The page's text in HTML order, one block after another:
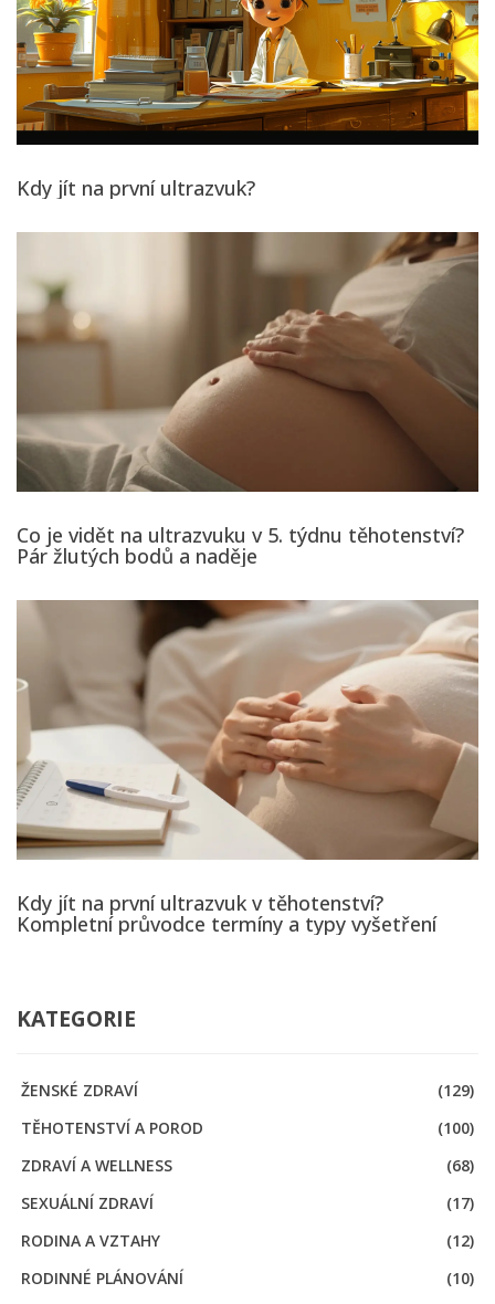
Kdy jít na první ultrazvuk?
Co je vidět na ultrazvuku v 5. týdnu těhotenství?
Pár žlutých bodů a naděje
Kdy jít na první ultrazvuk v těhotenství?
Kompletní průvodce termíny a typy vyšetření
KATEGORIE
ŽENSKÉ ZDRAVÍ
(129)
TĚHOTENSTVÍ A POROD
(100)
ZDRAVÍ A WELLNESS
(68)
SEXUÁLNÍ ZDRAVÍ
(17)
RODINA A VZTAHY
(12)
RODINNÉ PLÁNOVÁNÍ
(10)